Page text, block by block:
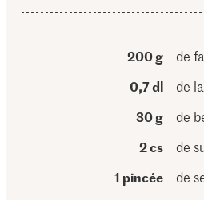
200 g
de
0,7 dl
de
30 g
de
2 cs
de
1 pincée
de